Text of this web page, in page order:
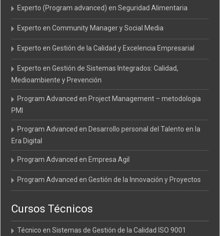
Experto (Program advanced) en Seguridad Alimentaria
Experto en Community Manager y Social Media
Experto en Gestión de la Calidad y Excelencia Empresarial
Experto en Gestión de Sistemas Integrados: Calidad,
Medioambiente y Prevención
Program Advanced en Project Management – metodologia
PMI
Program Advanced en Desarrollo personal del Talento en la
Era Digital
Program Advanced en Empresa Agil
Program Advanced en Gestión de la Innovación y Proyectos
Cursos Técnicos
Técnico en Sistemas de Gestión de la Calidad ISO 9001